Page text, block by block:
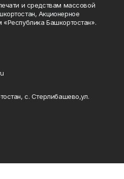
и средствам массовой
Акционерное
Башкортостан».
c. Стерлибашево,ул.